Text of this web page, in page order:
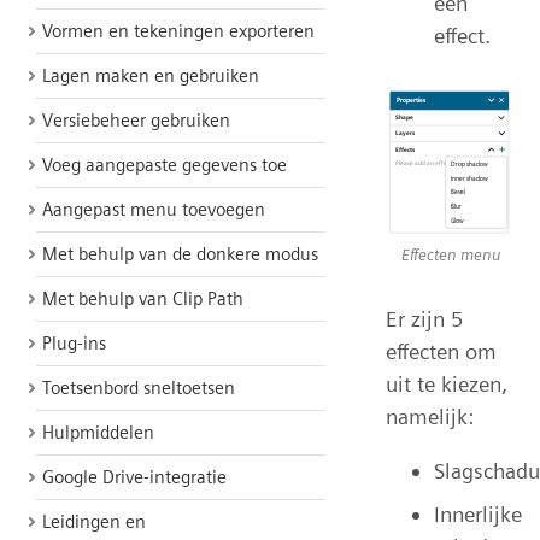
Vormen en tekeningen exporteren
Lagen maken en gebruiken
Versiebeheer gebruiken
Voeg aangepaste gegevens toe
Aangepast menu toevoegen
Met behulp van de donkere modus
Met behulp van Clip Path
Plug-ins
Toetsenbord sneltoetsen
Hulpmiddelen
Google Drive-integratie
Leidingen en
effect.
Effecten menu
Er zijn 5
effecten om
uit te kiezen,
namelijk:
Innerlijke